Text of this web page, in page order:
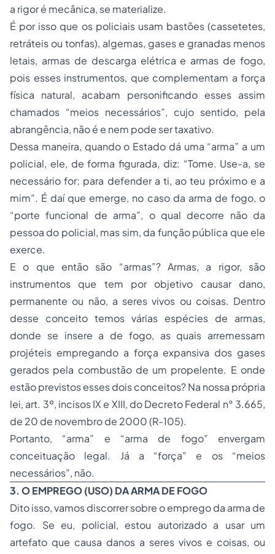
a rigor é mecânica, se materialize.
É por isso que os policiais usam bastões (cassetetes,
retráteis ou tonfas), algemas, gases e granadas menos
letais, armas de descarga elétrica e armas de fogo,
pois esses instrumentos, que complementam a força
física natural, acabam personificando esses assim
chamados “meios necessários”, cujo sentido, pela
abrangência, não é e nem pode ser taxativo.
Dessa maneira, quando o Estado dá uma “arma” a um
policial, ele, de forma figurada, diz: “Tome. Use-a, se
necessário for; para defender a ti, ao teu próximo e a
mim”. É daí que emerge, no caso da arma de fogo, o
“porte funcional de arma”, o qual decorre não da
pessoa do policial, mas sim, da função pública que ele
exerce.
E o que então são “armas”? Armas, a rigor, são
instrumentos que tem por objetivo causar dano,
permanente ou não, a seres vivos ou coisas. Dentro
desse conceito temos várias espécies de armas,
donde se insere a de fogo, as quais arremessam
projéteis empregando a força expansiva dos gases
gerados pela combustão de um propelente. E onde
estão previstos esses dois conceitos? Na nossa própria
lei, art. 3º, incisos IX e XIII, do Decreto Federal n° 3.665,
de 20 de novembro de 2000 (R-105).
Portanto, “arma” e “arma de fogo” envergam
conceituação legal. Já a “força” e os “meios
necessários”, não.
3. O EMPREGO (USO) DA ARMA DE FOGO
Dito isso, vamos discorrer sobre o emprego da arma de
fogo. Se eu, policial, estou autorizado a usar um
artefato que causa danos a seres vivos e coisas, ou